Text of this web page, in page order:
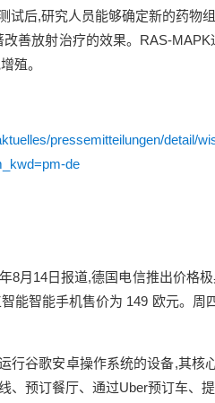
试后,研究人员能够确定新的药物
善放射治疗的效果。RAS-
殖。
pressemitteilungen/detail/
de
8月14日报道,德国电信推出价格
能智能手机售价为 149 欧元。
行谷歌安卓操作系统的设备,其核
、预订餐厅、通过Uber预订车